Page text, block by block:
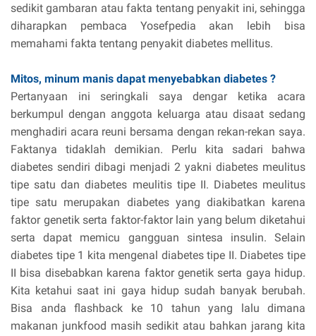
sedikit gambaran atau fakta tentang penyakit ini, sehingga
diharapkan pembaca Yosefpedia akan lebih bisa
memahami fakta tentang penyakit diabetes mellitus.
Mitos, minum manis dapat menyebabkan diabetes ?
Pertanyaan ini seringkali saya dengar ketika acara
berkumpul dengan anggota keluarga atau disaat sedang
menghadiri acara reuni bersama dengan rekan-rekan saya.
Faktanya tidaklah demikian. Perlu kita sadari bahwa
diabetes sendiri dibagi menjadi 2 yakni diabetes meulitus
tipe satu dan diabetes meulitis tipe II. Diabetes meulitus
tipe satu merupakan diabetes yang diakibatkan karena
faktor genetik serta faktor-faktor lain yang belum diketahui
serta dapat memicu gangguan sintesa insulin. Selain
diabetes tipe 1 kita mengenal diabetes tipe II. Diabetes tipe
II bisa disebabkan karena faktor genetik serta gaya hidup.
Kita ketahui saat ini gaya hidup sudah banyak berubah.
Bisa anda flashback ke 10 tahun yang lalu dimana
makanan junkfood masih sedikit atau bahkan jarang kita